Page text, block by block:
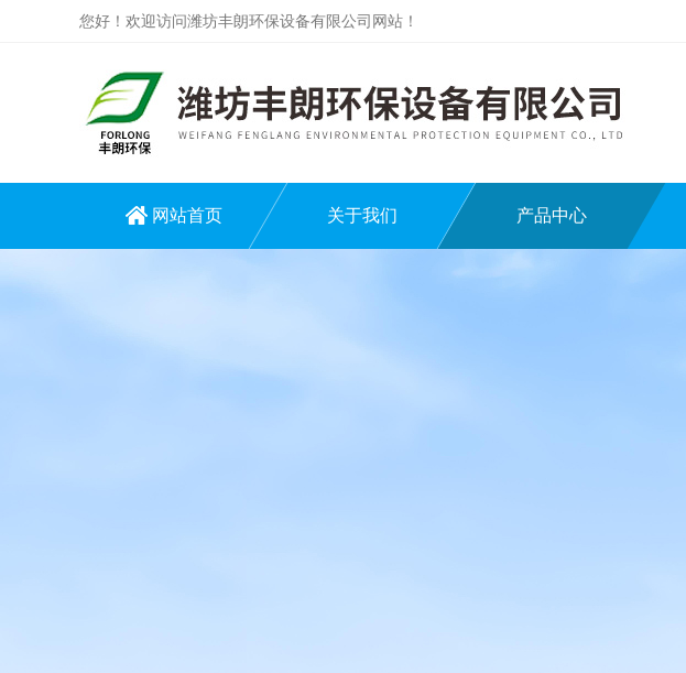
您好！欢迎访问潍坊丰朗环保设备有限公司网站！
网站首页 关于我们 产品中心